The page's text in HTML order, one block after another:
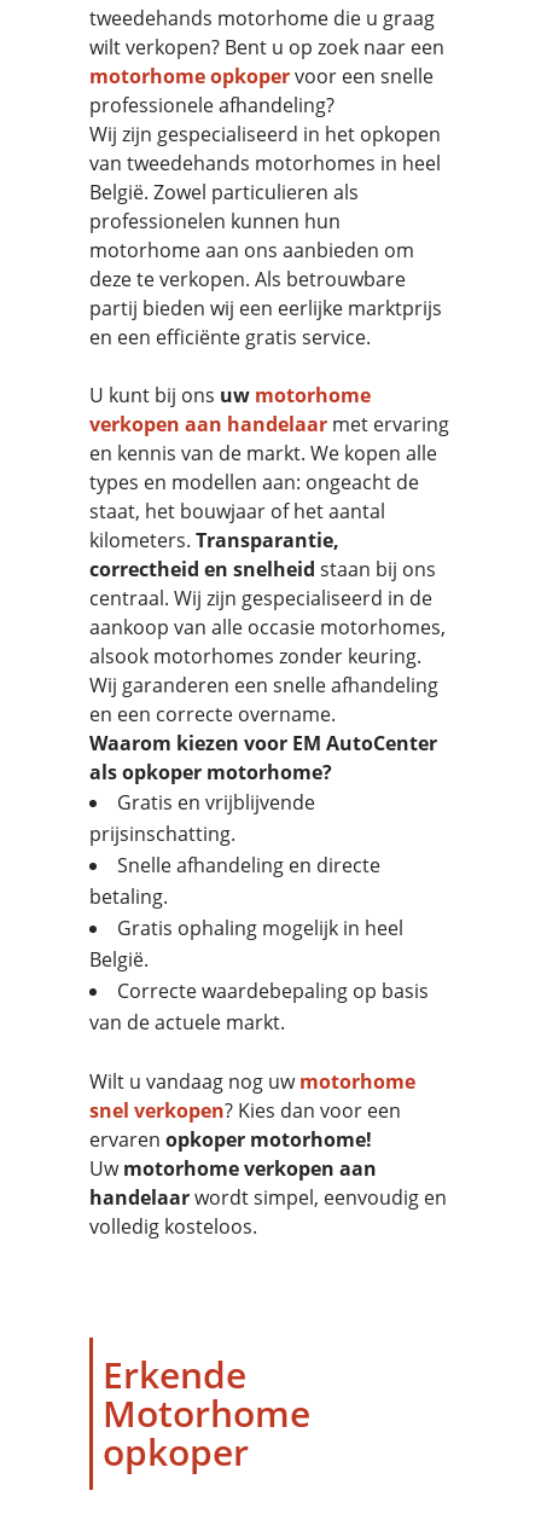
tweedehands motorhome die u graag
wilt verkopen? Bent u op zoek naar een
motorhome opkopervoor een snelle
professionele afhandeling?
Wij zijn gespecialiseerd in het opkopen
van tweedehands motorhomes in heel
België. Zowel particulieren als
professionelen kunnen hun
motorhome aan ons aanbieden om
deze te verkopen. Als betrouwbare
partij bieden wij een eerlijke marktprijs
en een efficiënte gratis service.
U kunt bij ons uw motorhome
verkopen aan handelaar met ervaring
en kennis van de markt. We kopen alle
types en modellen aan: ongeacht de
staat, het bouwjaar of het aantal
kilometers. Transparantie,
correctheid en snelheid staan bij ons
centraal. Wij zijn gespecialiseerd in de
aankoop van alle occasie motorhomes,
alsook motorhomes zonder keuring.
Wij garanderen een snelle afhandeling
en een correcte overname.
Waarom kiezen voor EM AutoCenter
als opkoper motorhome?
Gratis en vrijblijvende
prijsinschatting.
Snelle afhandeling en directe
betaling.
Gratis ophaling mogelijk in heel
België.
Correcte waardebepaling op basis
van de actuele markt.
Wilt u vandaag nog uwmotorhome
snel verkopen? Kies dan voor een
ervaren opkoper motorhome!
Uwmotorhome verkopen aan
handelaarwordt simpel, eenvoudig en
volledig kosteloos.
Erkende
Motorhome
opkoper